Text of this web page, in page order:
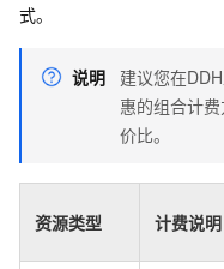
式。
说明
建议您在
惠的组合计
价比。
资源类型 计费说明